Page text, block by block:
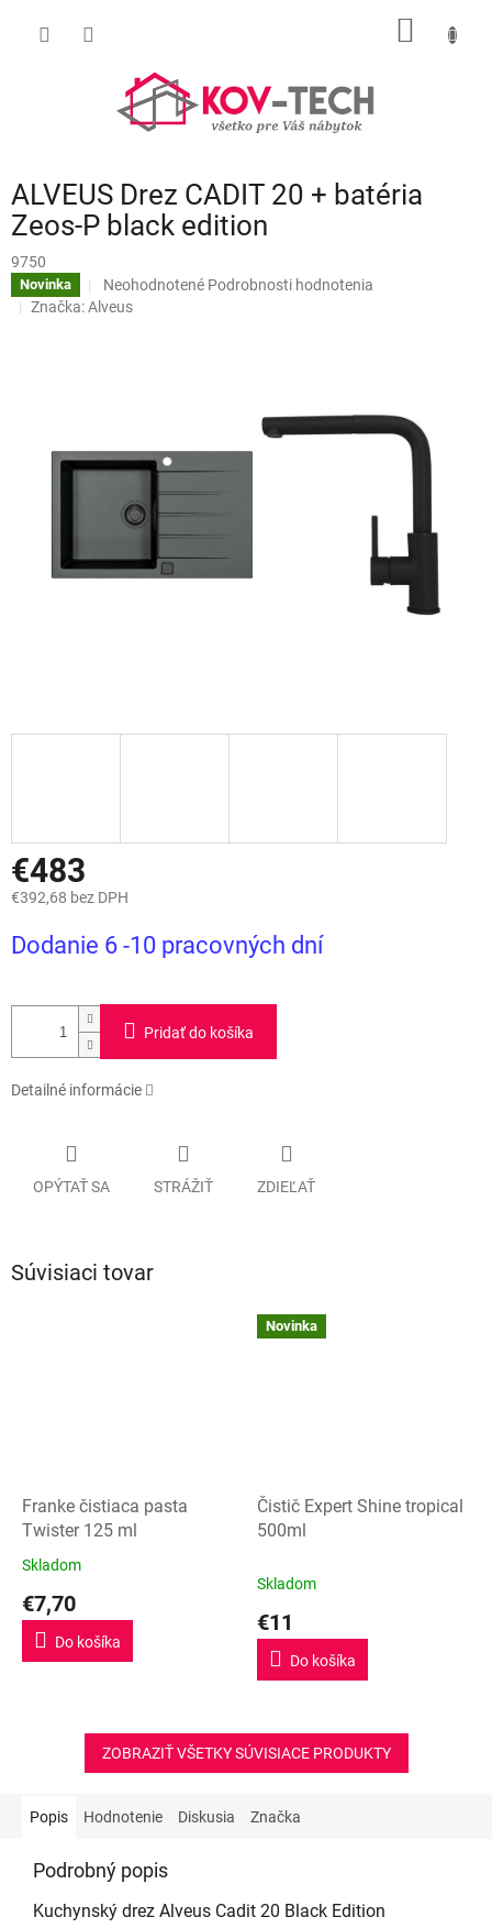
ALVEUS Drez CADIT 20 + batéria
Zeos-P black edition
9750
Novinka
Priemerné
hodnotenie
Neohodnotené Podrobnosti hodnotenia
Značka:Alveus
€483
€392,68 bez DPH
cena:
Dodanie 6 -10 pracovných dní
Pridať do košíka
Detailné informácie
OPÝTAŤ SA STRÁŽIŤ ZDIEĽAŤ
Súvisiaci tovar
Franke čistiaca pasta
Twister 125 ml
Priemerné
produktu
5,0
Skladom
€7,70
Do košíka
Novinka
Čistič Expert Shine tropical
500ml
Skladom
€11
Do košíka
ZOBRAZIŤ VŠETKY SÚVISIACE PRODUKTY
Popis Hodnotenie Diskusia Značka
Podrobný popis
Kuchynský drez Alveus Cadit 20 Black Edition